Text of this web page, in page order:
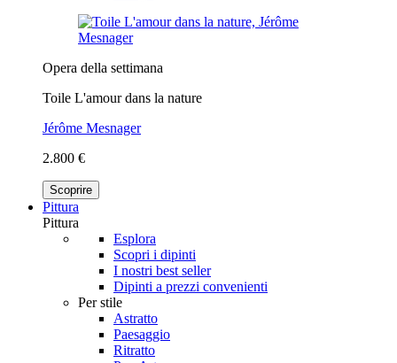
Opera della settimana
Toile L'amour dans la nature
Jérôme Mesnager
2.800 €
Scoprire
Pittura
Pittura
Esplora
Scopri i dipinti
I nostri best seller
Dipinti a prezzi convenienti
Per stile
Astratto
Paesaggio
Ritratto